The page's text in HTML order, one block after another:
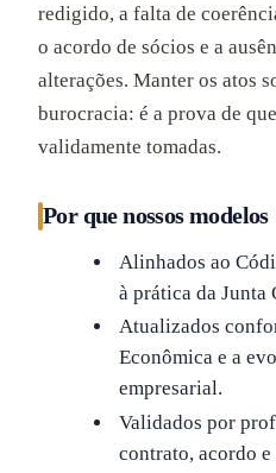
redigido, a falta de
o acordo de sócios e a
alterações. Manter os atos
burocracia: é a prova de
validamente tomadas.
Por que nossos modelos
Alinhados ao
à prática da Junta
Atualizados
Econômica e a
empresarial.
Validados por
contrato, acordo e